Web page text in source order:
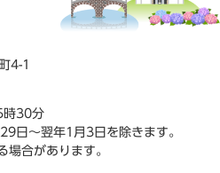
4-1
時30分
日～翌年1月3日を除きます。
場合があります。